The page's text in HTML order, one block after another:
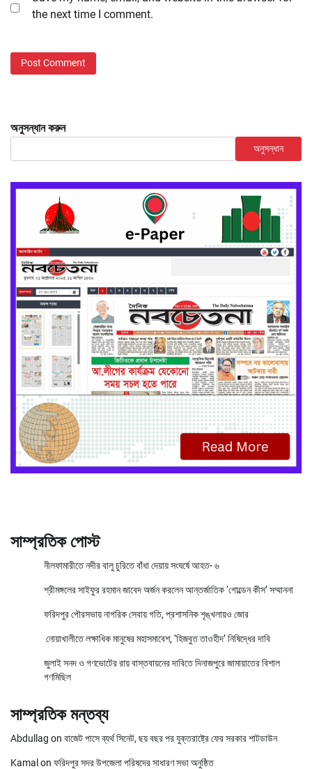
the next time I comment.
অনুসন্ধান করুন
অনুসন্ধান
সাম্প্রতিক পোস্ট
নীলফামারীতে নদীর বালু চুরিতে বাঁধা দেয়ায় সংঘর্ষে আহত- ৬
শ্রীমঙ্গলের সাইফুর রহমান জাবেদ অর্জন করলেন আন্তর্জাতিক ‘গোল্ডেন কীস’ সম্মাননা
ফরিদপুর পৌরসভায় নাগরিক সেবায় গতি, প্রশাসনিক শৃঙ্খলায়ও জোর
নোয়াখালীতে লক্ষাধিক মানুষের মহাসমাবেশ, ‘হিজবুত তাওহীদ’ নিষিদ্ধের দাবি
জুলাই সনদ ও গণভোটের রায় বাস্তবায়নের দাবিতে দিনাজপুরে জামায়াতের বিশাল
গণমিছিল
সাম্প্রতিক মন্তব্য
Abdullag on বাজেট পাসে ব্যর্থ সিনেট, ছয় বছর পর যুক্তরাষ্ট্রে ফের সরকার শাটডাউন
Kamalon ফরিদপুর সদর উপজেলা পরিষদের সাধারণ সভা অনুষ্ঠিত